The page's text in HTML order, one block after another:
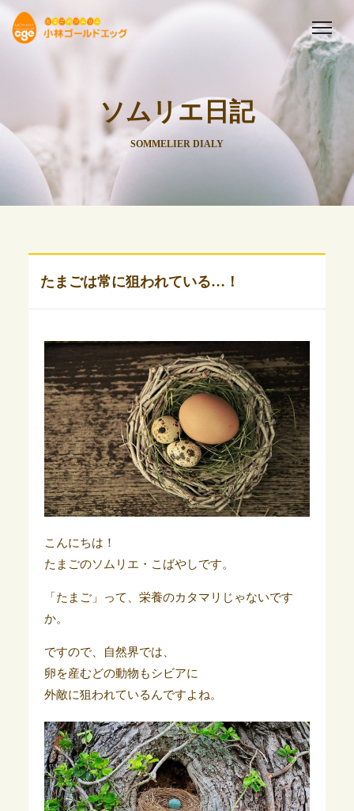
ソムリエ日記
SOMMELIER DIALY
たまごは常に狙われている…！
こんにちは！
たまごのソムリエ・こばやしです。
「たまご」って、栄養のカタマリじゃないです
か。
ですので、自然界では、
卵を産むどの動物もシビアに
外敵に狙われているんですよね。